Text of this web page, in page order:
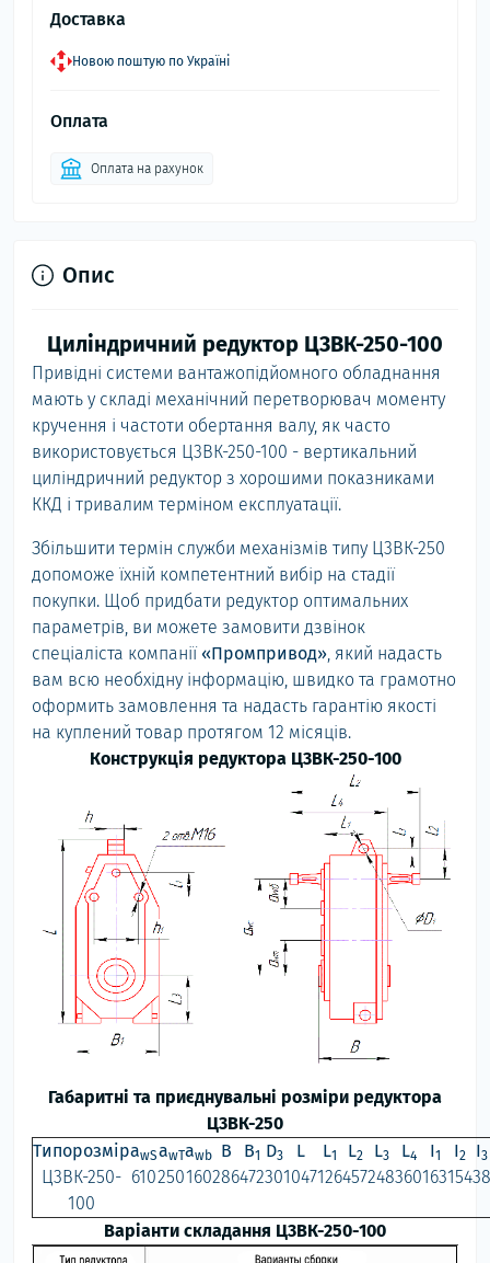
Доставка
Новою поштую по Україні
Оплата
Оплата на рахунок
Опис
Циліндричний редуктор Ц3ВК-250-100
Привідні системи вантажопідйомного обладнання
мають у складі механічний перетворювач моменту
кручення і частоти обертання валу, як часто
використовується Ц3ВК-250-100 - вертикальний
циліндричний редуктор з хорошими показниками
ККД і тривалим терміном експлуатації.
Збільшити термін служби механізмів типу Ц3ВК-250
допоможе їхній компетентний вибір на стадії
покупки. Щоб придбати редуктор оптимальних
параметрів, ви можете замовити дзвінок
спеціаліста компанії«Промпривод», який надасть
вам всю необхідну інформацію, швидко та грамотно
оформить замовлення та надасть гарантію якості
на куплений товар протягом 12 місяців.
Конструкція редуктора Ц3ВК-250-100
Габаритні та приєднувальні розміри редуктора
Ц3ВК-250
ТипорозмірawSawTawb B B1 D3 L L1 L2 L3 L4 I1 I2 I3
Ц3ВК-250-
100
61025016028647230104712645724836016315438
Варіанти складання Ц3ВК-250-100